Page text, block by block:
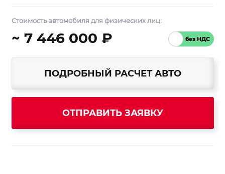
Стоимость автомобиля для физических лиц:
~ 7 446 000 ₽
ПОДРОБНЫЙ РАСЧЕТ АВТО
ОТПРАВИТЬ ЗАЯВКУ